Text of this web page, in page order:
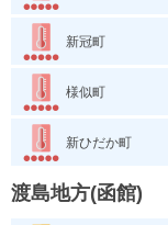
新冠町
様似町
新ひだか町
渡島地方(函館)